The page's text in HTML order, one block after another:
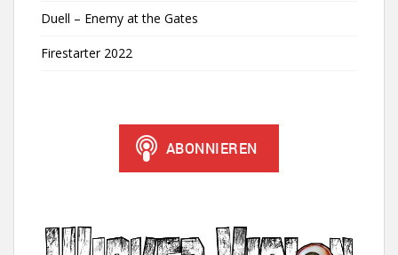
Duell – Enemy at the Gates
Firestarter 2022